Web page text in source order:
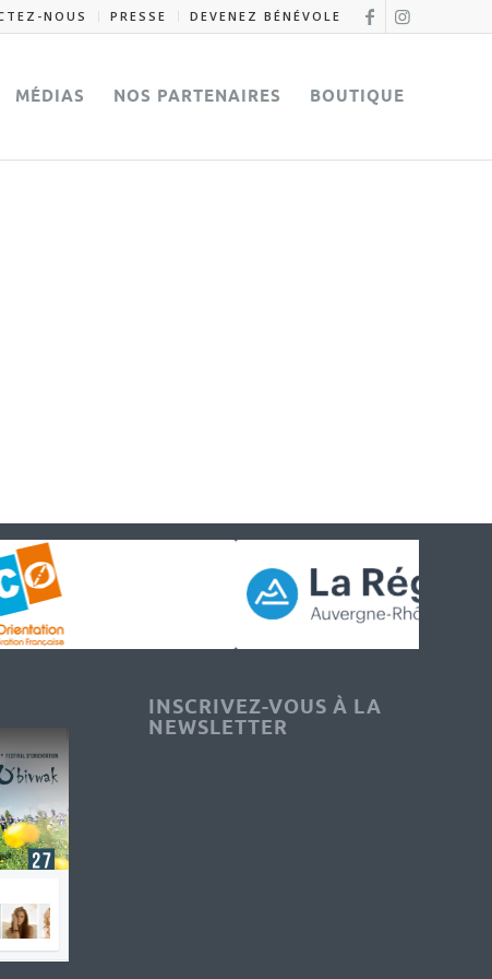
NOUS PRESSE DEVENEZ BÉNÉVOLE
MÉDIAS NOS PARTENAIRES BOUTIQUE
INSCRIVEZ-VOUS À LA
NEWSLETTER